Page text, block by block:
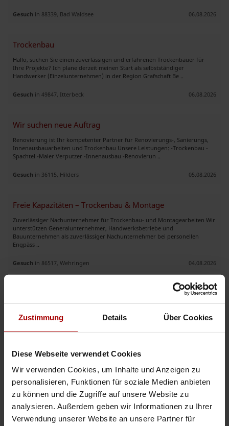
Zustimmung Details Über Cookies
Diese Webseite verwendet Cookies
Wir verwenden Cookies, um Inhalte und Anzeigen zu
personalisieren, Funktionen für soziale Medien anbieten
zu können und die Zugriffe auf unsere Website zu
analysieren. Außerdem geben wir Informationen zu Ihrer
Verwendung unserer Website an unsere Partner für
Gesuch in 88339, Bad Waldsee 06.08.2026
Trockenbau
Hallo, suchen Sie einen zuverlässigen und erfahrenen Trockenbauer für
Ihre Projekte? Ich plane derzeit meinen Start als selbstständiger
Handwerker (Einzelunternehmen) in der Region Grafschaft Be ..
Gesuch in 49847, Itterbeck 06.08.2026
Wir suchen neue Auftrag
Renovierung ist Ihr kompetenter Partner für Renovierungs-, Sanierungs,
Innenausbauarbeiten und Trockenbau Unsere Leistungen: -Trockenbau -
Spachtel -Maler Verputzer -Innenausbau -Renovierun ..
Gesuch in 36115, Hilders 05.08.2026
Freie Kapazitäten – Trockenbau & Montage
Zuverlässiger Nachunternehmer für Trockenbau- und Montagearbeiten Wir
unterstützen Generalunternehmer, Handwerksbetriebe und
Bauunternehmen als zuverlässiger Nachunternehmer bei personellen
Engpäss ..
Gesuch in 86517, Wehringen 04.08.2026
Weitere Premium-Gesuche
Hallo, mit mir als technischen Betriebsleiter, dürfen Sie folgende Gewerke
Trockenbauarbeiten - Betonsanierung ..
Premium-Gesuchin 63073, Offenbach 04.08.2026